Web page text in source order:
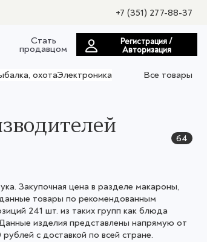
+7 (351) 277-88-37
Стать
продавцом
Регистрация /
Авторизация
охотаЭлектроника
Все товары
64
Закупочная цена в разделе макароны,
товары по рекомендованным
241 шт. из таких групп как блюда
изделия представлены напрямую от
с доставкой по всей стране.